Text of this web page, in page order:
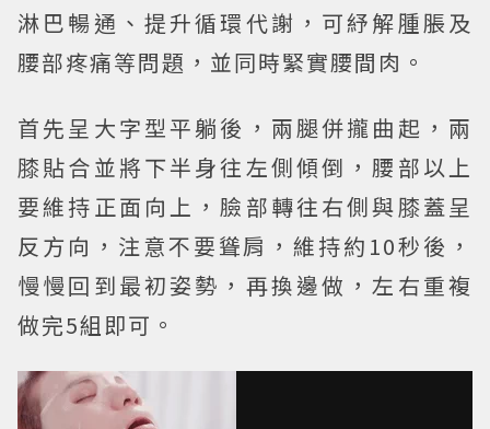
淋巴暢通、提升循環代謝，可紓解腫脹及
腰部疼痛等問題，並同時緊實腰間肉。
首先呈大字型平躺後，兩腿併攏曲起，兩
膝貼合並將下半身往左側傾倒，腰部以上
要維持正面向上，臉部轉往右側與膝蓋呈
反方向，注意不要聳肩，維持約10秒後，
慢慢回到最初姿勢，再換邊做，左右重複
做完5組即可。